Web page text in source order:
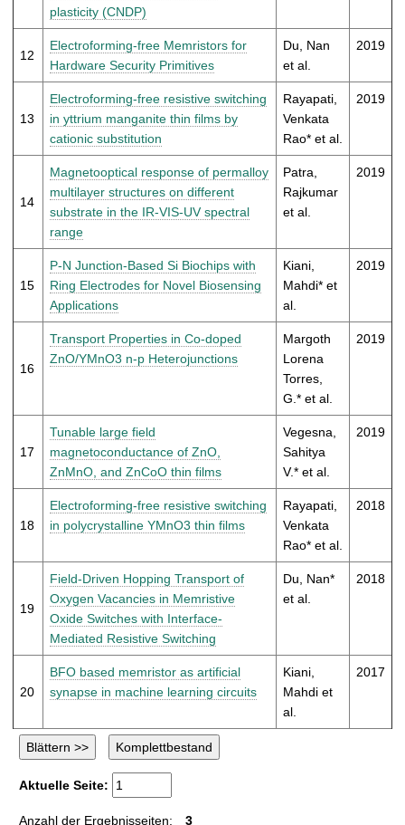
plasticity (CNDP)
12
Electroforming-free Memristors for
Hardware Security Primitives
Du, Nan
et al.
2019
13
Electroforming-free resistive switching
in yttrium manganite thin films by
cationic substitution
Rayapati,
Venkata
Rao* et al.
2019
14
Magnetooptical response of permalloy
multilayer structures on different
substrate in the IR-VIS-UV spectral
range
Patra,
Rajkumar
et al.
2019
15
P-N Junction-Based Si Biochips with
Ring Electrodes for Novel Biosensing
Applications
Kiani,
Mahdi* et
al.
2019
16
Transport Properties in Co-doped
ZnO/YMnO3 n-p Heterojunctions
Margoth
Lorena
Torres,
G.* et al.
2019
17
Tunable large field
magnetoconductance of ZnO,
ZnMnO, and ZnCoO thin films
Vegesna,
Sahitya
V.* et al.
2019
18
Electroforming-free resistive switching
in polycrystalline YMnO3 thin films
Rayapati,
Venkata
Rao* et al.
2018
19
Field-Driven Hopping Transport of
Oxygen Vacancies in Memristive
Oxide Switches with Interface-
Mediated Resistive Switching
Du, Nan*
et al.
2018
20
BFO based memristor as artificial
synapse in machine learning circuits
Kiani,
Mahdi et
al.
2017
Aktuelle Seite:
Anzahl der Ergebnisseiten: 3